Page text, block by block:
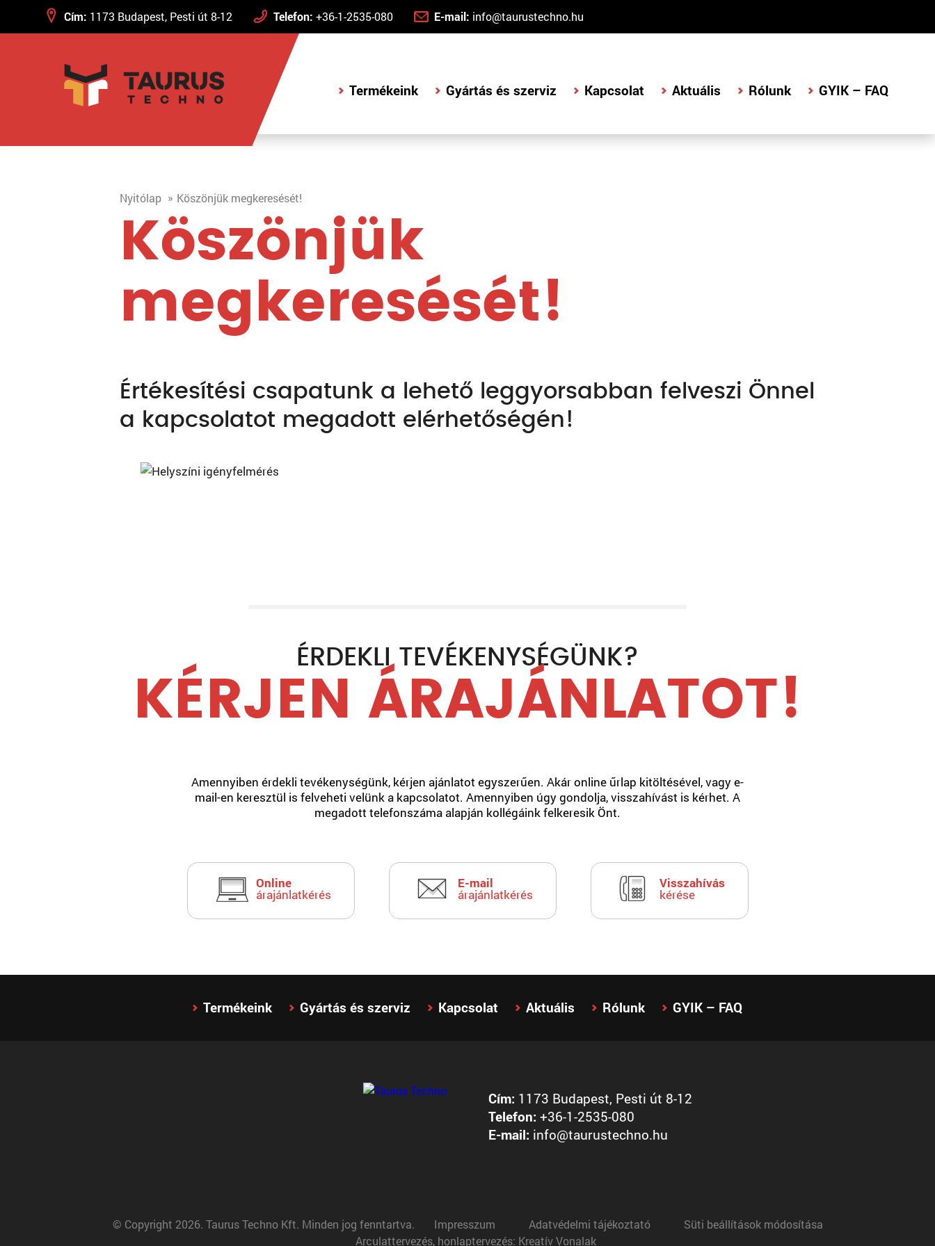
Cím: 1173 Budapest, Pesti út 8-12 Telefon: +36-1-2535-080 E-mail: info@taurustechno.hu
Termékeink Gyártás és szerviz Kapcsolat Aktuális Rólunk GYIK – FAQ
Nyitólap Köszönjük megkeresését!
Köszönjük
megkeresését!
Értékesítési csapatunk a lehető leggyorsabban felveszi Önnel
a kapcsolatot megadott elérhetőségén!
ÉRDEKLI TEVÉKENYSÉGÜNK?
KÉRJEN ÁRAJÁNLATOT!
Amennyiben érdekli tevékenységünk, kérjen ajánlatot egyszerűen. Akár online űrlap kitöltésével, vagy e-
mail-en keresztül is felveheti velünk a kapcsolatot. Amennyiben úgy gondolja, visszahívást is kérhet. A
megadott telefonszáma alapján kollégáink felkeresik Önt.
Online
árajánlatkérés
E-mail
árajánlatkérés
Visszahívás
kérése
Termékeink Gyártás és szerviz Kapcsolat Aktuális Rólunk GYIK – FAQ
Cím: 1173 Budapest, Pesti út 8-12
Telefon: +36-1-2535-080
E-mail: info@taurustechno.hu
© Copyright 2026. Taurus Techno Kft. Minden jog fenntartva. Impresszum Adatvédelmi tájékoztató
Süti beállítások módosítása
Arculattervezés, honlaptervezés: Kreatív Vonalak